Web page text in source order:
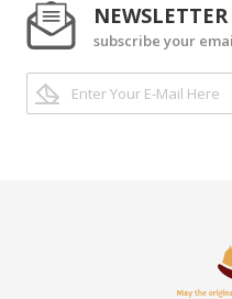
subscribe your